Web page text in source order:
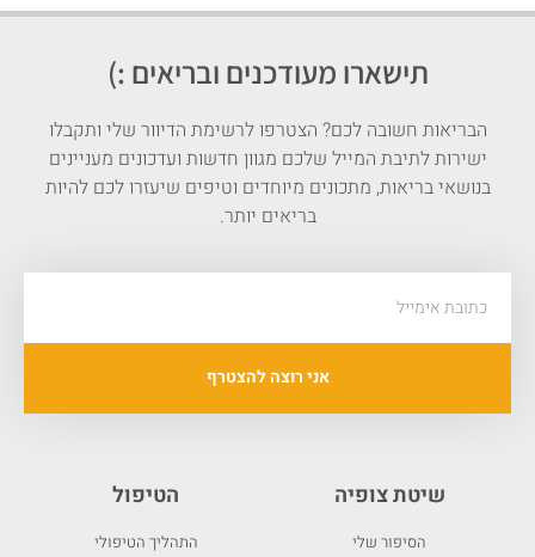
תישארו מעודכנים ובריאים :)
הבריאות חשובה לכם? הצטרפו לרשימת הדיוור שלי ותקבלו
ישירות לתיבת המייל שלכם מגוון חדשות ועדכונים מעניינים
בנושאי בריאות, מתכונים מיוחדים וטיפים שיעזרו לכם להיות
בריאים יותר.
אני רוצה להצטרף
שיטת צופיה
הסיפור שלי
הטיפול
התהליך הטיפולי